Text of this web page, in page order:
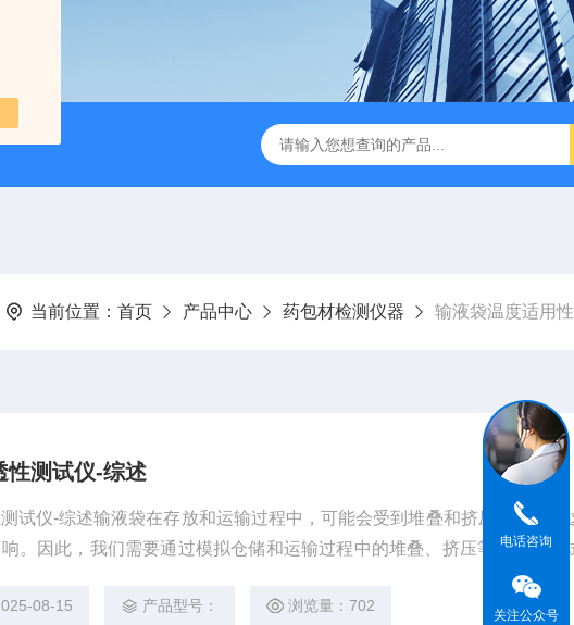
瓿瓶折断力测试仪YBB00332002 金属箔片摆锤冲击测定仪
当前位置： 首页 产品中心 药包材检测仪器 输液袋温度适用
性测试仪-综述
试仪-综述输液袋在存放和运输过程中，可能会受到堆叠和挤压的影响，
。因此，我们需要通过模拟仓储和运输过程中的堆叠、挤压等行为，对
08-15 产品型号： 浏览量：702
电话咨询
关注公众号